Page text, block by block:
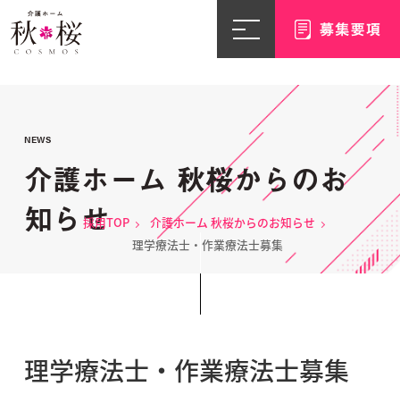
NEWS
介護ホーム 秋桜からのお
知らせ
採用TOP
介護ホーム 秋桜からのお知らせ
理学療法士・作業療法士募集
理学療法士・作業療法士募集